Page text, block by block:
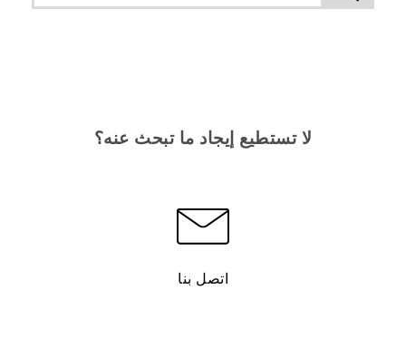
لا تستطيع إيجاد ما تبحث عنه؟
اتصل بنا